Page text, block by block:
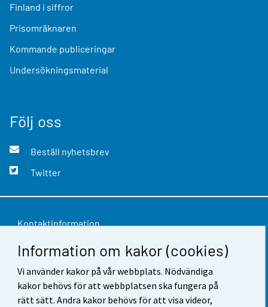
Information om kakor (cookies)
Vi använder kakor på vår webbplats. Nödvändiga
kakor behövs för att webbplatsen ska fungera på
rätt sätt. Andra kakor behövs för att visa videor,
Finland i siffror
Prisomräknaren
Kommande publiceringar
Undersökningsmaterial
Följ oss
Beställ nyhetsbrev
Twitter
Kontaktinformation
Respons
Användarvillkor
Dataskydd